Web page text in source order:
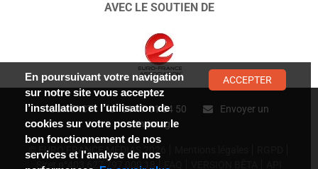
AVEC LE SOUTIEN DE
CONTACT : 01 47 01 34 50
Envoyer un
message
© EURO FRANCE MÉDIAS 2026
Siret n°403 627 797 000 18
En poursuivant votre navigation
sur notre site vous acceptez
l’installation et l’utilisation de
cookies sur votre poste pour le
bon fonctionnement de nos
services et l'analyse de nos
ACCEPTER